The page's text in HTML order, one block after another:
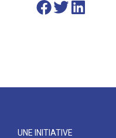
UNE INITIATIVE